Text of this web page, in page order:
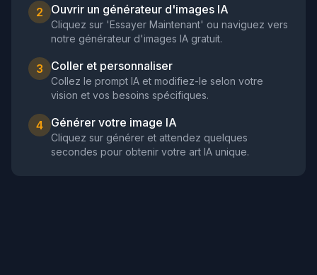
2 Ouvrir un générateur d'images IA
Cliquez sur 'Essayer Maintenant' ou naviguez vers
notre générateur d'images IA gratuit.
3 Coller et personnaliser
Collez le prompt IA et modifiez-le selon votre
vision et vos besoins spécifiques.
4 Générer votre image IA
Cliquez sur générer et attendez quelques
secondes pour obtenir votre art IA unique.